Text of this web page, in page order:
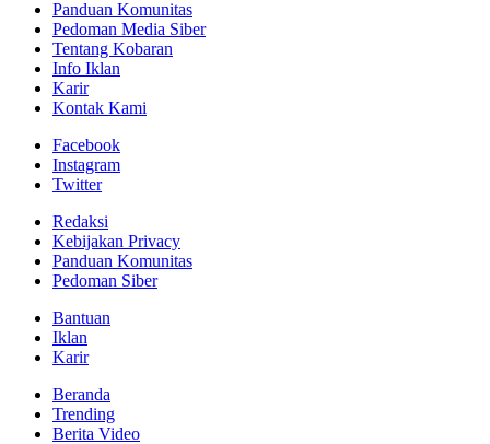
Panduan Komunitas
Pedoman Media Siber
Tentang Kobaran
Info Iklan
Karir
Kontak Kami
Facebook
Instagram
Twitter
Redaksi
Kebijakan Privacy
Panduan Komunitas
Pedoman Siber
Bantuan
Iklan
Karir
Beranda
Trending
Berita Video